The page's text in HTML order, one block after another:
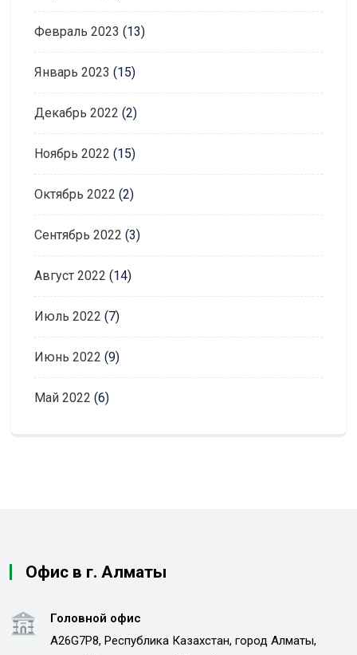
Февраль 2023 (13)
Январь 2023 (15)
Декабрь 2022 (2)
Ноябрь 2022 (15)
Октябрь 2022 (2)
Сентябрь 2022 (3)
Август 2022 (14)
Июль 2022 (7)
Июнь 2022 (9)
Май 2022 (6)
Офис в г. Алматы
Головной офис
A26G7P8, Республика Казахстан, город Алматы,